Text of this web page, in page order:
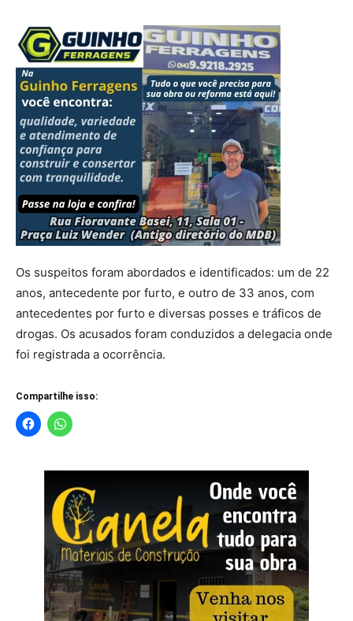
Os suspeitos foram abordados e identificados: um de 22
anos, antecedente por furto, e outro de 33 anos, com
antecedentes por furto e diversas posses e tráficos de
drogas. Os acusados foram conduzidos a delegacia onde
foi registrada a ocorrência.
Compartilhe isso: